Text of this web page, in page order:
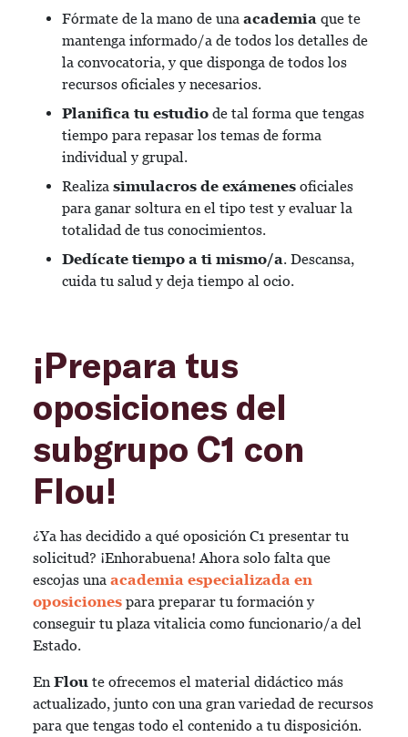
Fórmate de la mano de una academia que te
mantenga informado/a de todos los detalles de
la convocatoria, y que disponga de todos los
recursos oficiales y necesarios.
Planifica tu estudio de tal forma que tengas
tiempo para repasar los temas de forma
individual y grupal.
Realiza simulacros de exámenes oficiales
para ganar soltura en el tipo test y evaluar la
totalidad de tus conocimientos.
Dedícate tiempo a ti mismo/a. Descansa,
cuida tu salud y deja tiempo al ocio.
¡Prepara tus
oposiciones del
subgrupo C1 con
Flou!
¿Ya has decidido a qué oposición C1 presentar tu
solicitud? ¡Enhorabuena! Ahora solo falta que
escojas una academia especializada en
oposiciones para preparar tu formación y
conseguir tu plaza vitalicia como funcionario/a del
Estado.
En Flou te ofrecemos el material didáctico más
actualizado, junto con una gran variedad de recursos
para que tengas todo el contenido a tu disposición.